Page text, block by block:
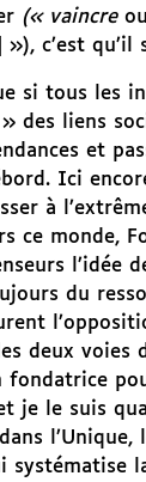
(« vaincreou
»), c’est qu’il
si tous les
liens
et
Ici
à
ce monde,
l’idée
du
deux voies
je le suis
l’Unique,
systématise